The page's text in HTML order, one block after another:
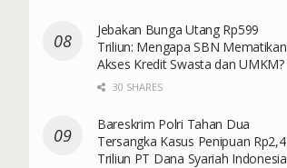
Jebakan Bunga Utang Rp599
Triliun: Mengapa SBN Mematikan
Akses Kredit Swasta dan UMKM?
30 SHARES
Bareskrim Polri Tahan Dua
Tersangka Kasus Penipuan Rp2,4
Triliun PT Dana Syariah Indonesia